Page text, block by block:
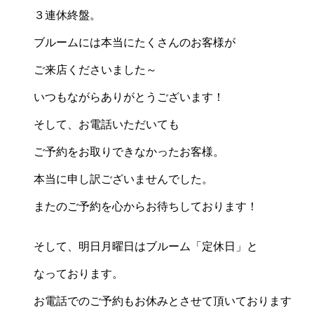
３連休終盤。
ブルームには本当にたくさんのお客様が
ご来店くださいました～
いつもながらありがとうございます！
そして、お電話いただいても
ご予約をお取りできなかったお客様。
本当に申し訳ございませんでした。
またのご予約を心からお待ちしております！
そして、明日月曜日はブルーム「定休日」と
なっております。
お電話でのご予約もお休みとさせて頂いております